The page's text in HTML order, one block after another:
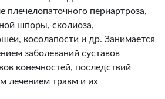
плечелопаточного периартроза,
шпоры, сколиоза,
косолапости и др. Занимается
заболеваний суставов
конечностей, последствий
лечением травм и их